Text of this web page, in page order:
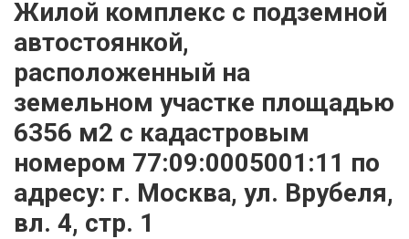
Жилой комплекс с подземной
автостоянкой,
расположенный на
земельном участке площадью
6356 м2 с кадастровым
номером 77:09:0005001:11 по
адресу: г. Москва, ул. Врубеля,
вл. 4, стр. 1